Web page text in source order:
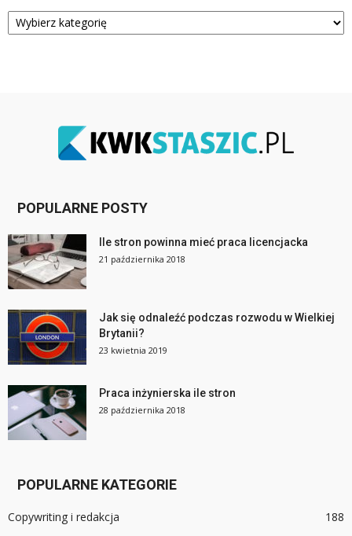
Kategorie
POPULARNE POSTY
Ile stron powinna mieć praca licencjacka
21 października 2018
Jak się odnaleźć podczas rozwodu w Wielkiej
Brytanii?
23 kwietnia 2019
Praca inżynierska ile stron
28 października 2018
POPULARNE KATEGORIE
Copywriting i redakcja
188